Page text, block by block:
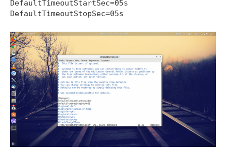
DefaultTimeoutStartSec=05s
DefaultTimeoutStopSec=05s